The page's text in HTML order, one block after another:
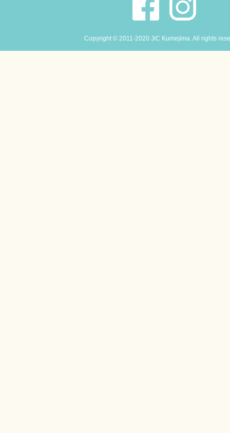
Copyright © 2011-2020 JiC Kumejima. All rights